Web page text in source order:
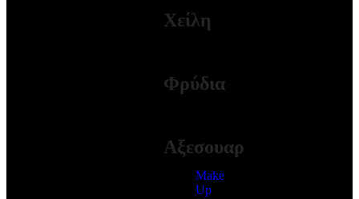
Χείλη
Φρύδια
Αξεσουαρ
Make
Up